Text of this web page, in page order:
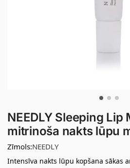
NEEDLY Sleeping Lip
mitrinoša nakts lūpu
Zīmols:NEEDLY
Intensīva nakts lūpu kopšana sākas